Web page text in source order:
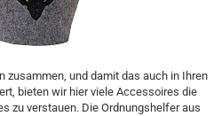
zusammen, und damit das auch in Ihren
bieten wir hier viele Accessoires die
zu verstauen. Die Ordnungshelfer aus